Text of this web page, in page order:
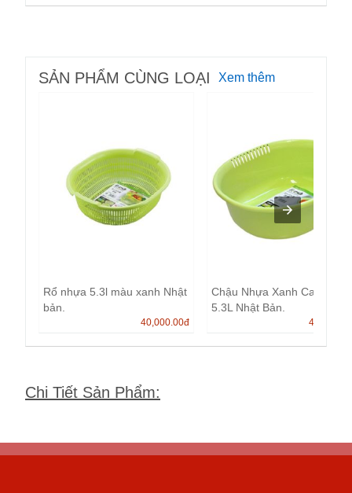
SẢN PHẨM CÙNG LOẠI Xem thêm
Rổ nhựa 5.3l màu xanh Nhật
bản.
40,000.00đ
Chậu Nhựa Xanh Cao Cấp
5.3L Nhật Bản.
40,000.00
Chi Tiết Sản Phẩm: